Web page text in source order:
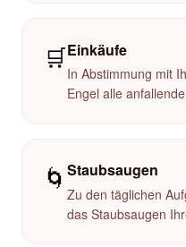
🛒Einkäufe
In Abstimmung mit
Engel alle
🌀 Staubsaugen
Zu den täglichen
das Staubsaugen